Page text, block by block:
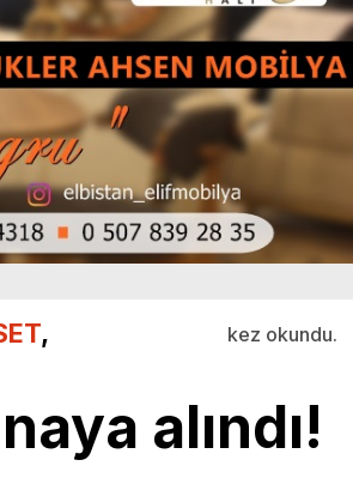
,
kez okundu.
alındı!